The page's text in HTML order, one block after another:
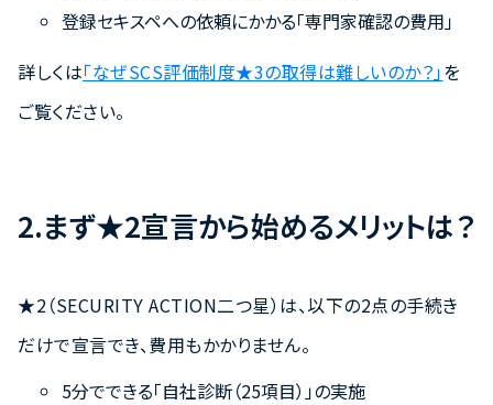
登録セキスペへの依頼にかかる「専門家確認の費用」
詳しくは「なぜSCS評価制度★3の取得は難しいのか？」を
ご覧ください。
2.まず★2宣言から始めるメリットは？
★2（SECURITY ACTION二つ星）は、以下の2点の手続き
だけで宣言でき、費用もかかりません。
5分でできる「自社診断（25項目）」の実施